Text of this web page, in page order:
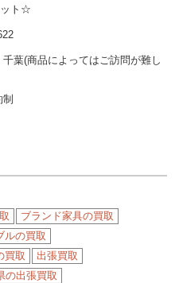
ット☆
葉(商品によってはご訪問が難し
ブランド家具の買取
ルの買取
買取
出張買取
の出張買取